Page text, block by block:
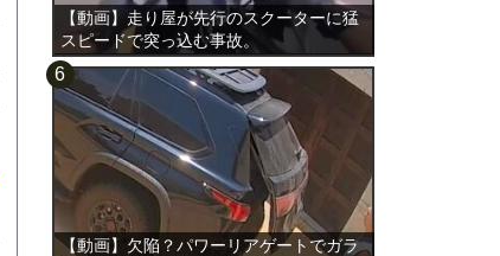
【動画】走り屋が先行のスクーターに猛
スピードで突っ込む事故。
【動画】欠陥？パワーリアゲートでガラ